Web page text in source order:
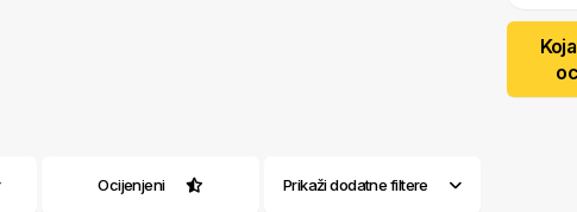
Ocijenjeni Prikaži dodatne filtere